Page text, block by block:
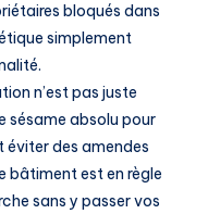
bloqués dans
simplement
n’est pas juste
sésame absolu pour
éviter des amendes
bâtiment est en règle
sans y passer vos